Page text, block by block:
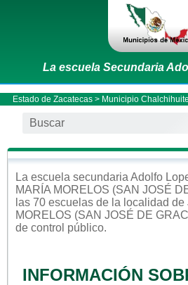
La escuela Secundaria
Estado de Zacatecas> Municipio
La escuela secundaria Adolfo
MARÍA MORELOS (SAN JOSÉ
las 70 escuelas de la localidad de
MORELOS (SAN JOSÉ DE
de control público.
INFORMACIÓN